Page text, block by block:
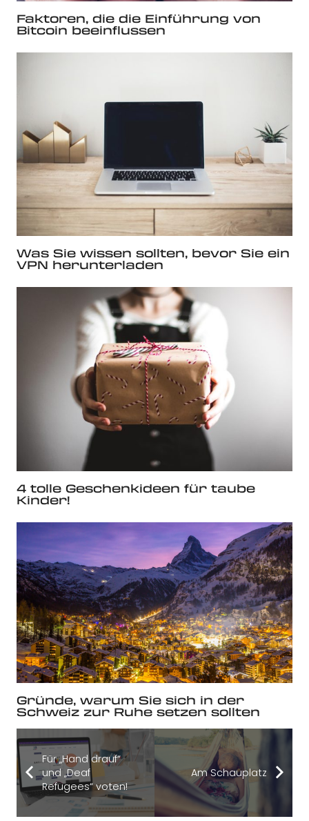
Faktoren, die die Einführung von
Bitcoin beeinflussen
Was Sie wissen sollten, bevor Sie ein
VPN herunterladen
4 tolle Geschenkideen für taube
Kinder!
Gründe, warum Sie sich in der
Schweiz zur Ruhe setzen sollten
Für „Hand drauf“
und „Deaf
Refugees“ voten!
Am Schauplatz